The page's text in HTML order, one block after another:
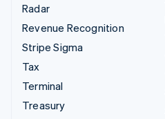
Radar
Revenue Recognition
Stripe Sigma
Tax
Terminal
Treasury